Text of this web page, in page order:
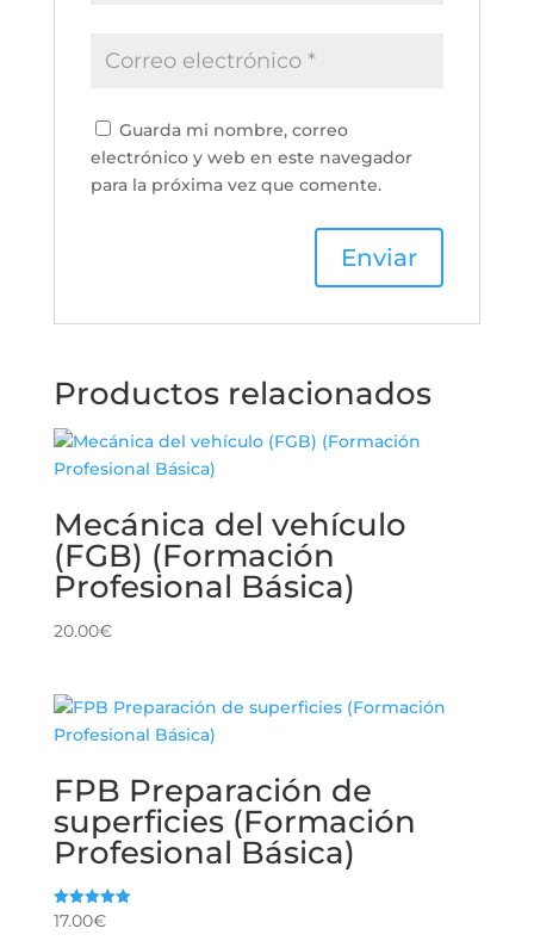
Guarda mi nombre, correo
electrónico y web en este navegador
para la próxima vez que comente.
Productos relacionados
Mecánica del vehículo
(FGB) (Formación
Profesional Básica)
20.00€
FPB Preparación de
superficies (Formación
Profesional Básica)
Valorado
con
17.00€